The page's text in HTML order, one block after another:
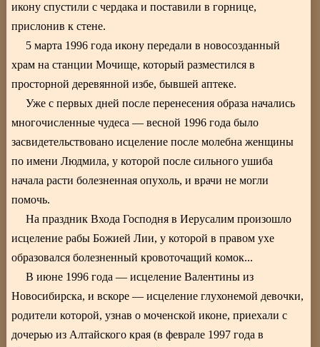
икону спустили с чердака и поставили в горнице,
прислонив к стене.
5 марта 1996 года икону передали в новосозданный
храм на станции Мочище, который разместился в
просторной деревянной избе, бывшей аптеке.
Уже с первых дней после перенесения образа начались
многочисленные чудеса — весной 1996 года было
засвидетельствовано исцеление после молебна женщины
по имени Людмила, у которой после сильного ушиба
начала расти болезненная опухоль, и врачи не могли
помочь.
На праздник Входа Господня в Иерусалим произошло
исцеление рабы Божией Лии, у которой в правом ухе
образовался болезненный кровоточащий комок...
В июне 1996 года — исцеление Валентины из
Новосибирска, и вскоре — исцеление глухонемой девочки,
родители которой, узнав о моченской иконе, приехали с
дочерью из Алтайского края (в феврале 1997 года в